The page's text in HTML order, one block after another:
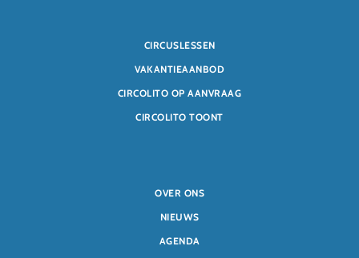
CIRCUSLESSEN
VAKANTIEAANBOD
CIRCOLITO OP AANVRAAG
CIRCOLITO TOONT
OVER ONS
NIEUWS
AGENDA